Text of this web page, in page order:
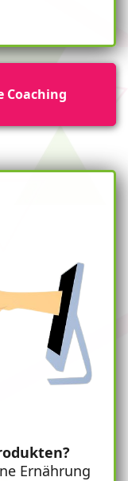
Coaching
Ernährung